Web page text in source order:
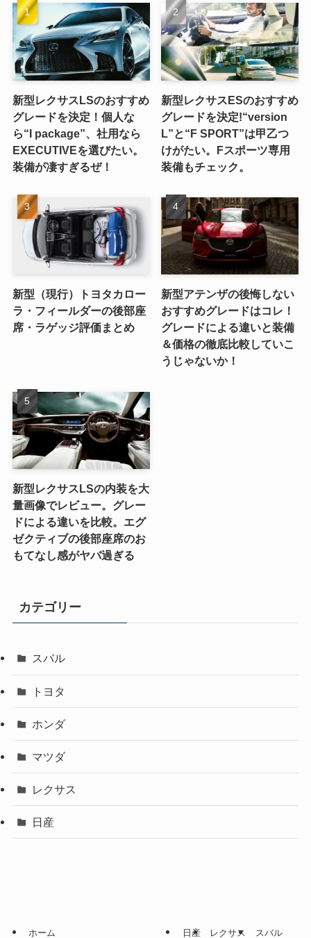
新型レクサスLSのおすすめ
グレードを決定！個人な
ら“I package”、社用なら
EXECUTIVEを選びたい。
装備が凄すぎるぜ！
新型レクサスESのおすすめ
グレードを決定!“version
L”と“F SPORT”は甲乙つ
けがたい。Fスポーツ専用
装備もチェック。
新型（現行）トヨタカロー
ラ・フィールダーの後部座
席・ラゲッジ評価まとめ
新型アテンザの後悔しない
おすすめグレードはコレ！
グレードによる違いと装備
＆価格の徹底比較していこ
うじゃないか！
新型レクサスLSの内装を大
量画像でレビュー。グレー
ドによる違いを比較。エグ
ゼクティブの後部座席のお
もてなし感がヤバ過ぎる
カテゴリー
スバル
トヨタ
ホンダ
マツダ
レクサス
日産
ホーム 日産 レクサス スバル